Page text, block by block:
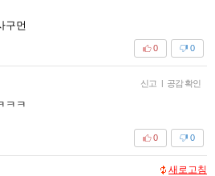
구먼
0
0
신고 | 공감 확인
ㅋㅋ
0
0
새로고침